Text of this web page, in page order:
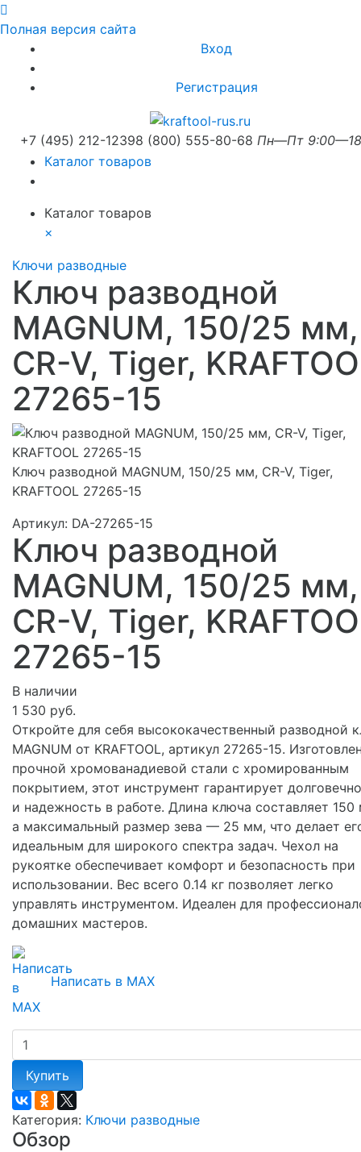
Полная версия сайта
Вход
Регистрация
+7 (495) 212-12398 (800) 555-80-68 Пн—Пт
Каталог товаров
Каталог товаров
×
Ключи разводные
Ключ разводной
MAGNUM, 150/25 мм,
CR-V, Tiger,
27265-15
Ключ разводной MAGNUM, 150/25 мм, CR-V, Tiger,
KRAFTOOL 27265-15
Артикул: DA-27265-15
Ключ разводной
MAGNUM, 150/25 мм,
CR-V, Tiger,
27265-15
В наличии
1 530 руб.
Откройте для себя высококачественный разводной
MAGNUM от KRAFTOOL, артикул 27265-15.
прочной хромованадиевой стали с хромированным
покрытием, этот инструмент гарантирует
и надежность в работе. Длина ключа составляет
а максимальный размер зева — 25 мм, что делает
идеальным для широкого спектра задач. Чехол на
рукоятке обеспечивает комфорт и безопасность при
использовании. Вес всего 0.14 кг позволяет легко
управлять инструментом. Идеален для
домашних мастеров.
Написать в MAX
Купить
Категория: Ключи разводные
Обзор